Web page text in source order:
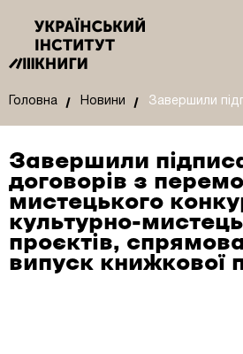
Головна Новини Завершили
Завершили
договорів з
мистецького
культурно-
проєктів,
випуск книжкової